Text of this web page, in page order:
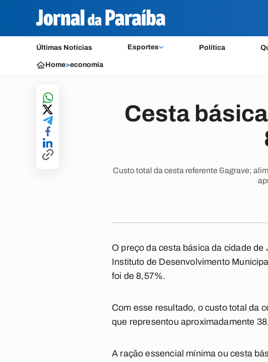
Últimas Notícias Esportes Política
Home>economia
Cesta
Custo total da cesta referente &agrave;
O preço da cesta básica da cidade
Instituto de Desenvolvimento
foi de 8,57%.
Com esse resultado, o custo total da
que representou aproximadamente
A ração essencial mínima ou cesta